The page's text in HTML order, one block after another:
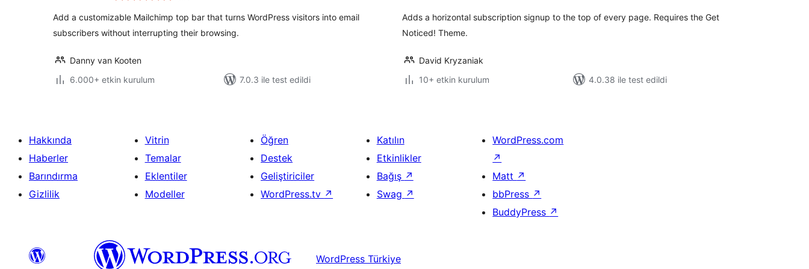
Add a customizable Mailchimp top bar that turns WordPress visitors into email
subscribers without interrupting their browsing.
Danny van Kooten
6.000+ etkin kurulum
7.0.3 ile test edildi
Adds a horizontal subscription signup to the top of every page. Requires the Get
Noticed! Theme.
David Kryzaniak
10+ etkin kurulum
4.0.38 ile test edildi
Hakkında
Haberler
Barındırma
Gizlilik
Vitrin
Temalar
Eklentiler
Modeller
Öğren
Destek
Geliştiriciler
WordPress.tv ↗
Katılın
Etkinlikler
Bağış ↗
Swag ↗
WordPress.com
↗
Matt ↗
bbPress ↗
BuddyPress ↗
WordPress Türkiye